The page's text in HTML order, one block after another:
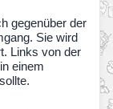
gegenüber der
Sie wird
Links von der
einem